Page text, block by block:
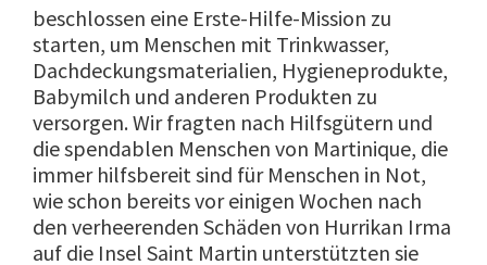
beschlossen eine Erste-Hilfe-Mission zu
starten, um Menschen mit Trinkwasser,
Dachdeckungsmaterialien, Hygieneprodukte,
Babymilch und anderen Produkten zu
versorgen. Wir fragten nach Hilfsgütern und
die spendablen Menschen von Martinique, die
immer hilfsbereit sind für Menschen in Not,
wie schon bereits vor einigen Wochen nach
den verheerenden Schäden von Hurrikan Irma
auf die Insel Saint Martin unterstützten sie